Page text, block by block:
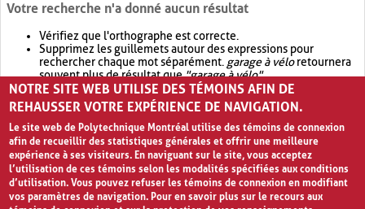
Votre recherche n'a donné aucun résultat
Vérifiez que l'orthographe est correcte.
Supprimez les guillemets autour des expressions pour
rechercher chaque mot séparément. garage à véloretournera
souvent plus de résultat que"garage à vélo".
Envisagez d'élargir votre recherche avec OR.garage OR vélo
retournera souvent plus de résultat quegarage à vélo
NOTRE SITE WEB UTILISE DES TÉMOINS AFIN DE
REHAUSSER VOTRE EXPÉRIENCE DE NAVIGATION.
Le site web de Polytechnique Montréal utilise des témoins de connexion
afin de recueillir des statistiques générales et offrir une meilleure
expérience à ses visiteurs. En naviguant sur le site, vous acceptez
l’utilisation de ces témoins selon les modalités spécifiées aux conditions
d’utilisation. Vous pouvez refuser les témoins de connexion en modifiant
vos paramètres de navigation. Pour en savoir plus sur le recours aux